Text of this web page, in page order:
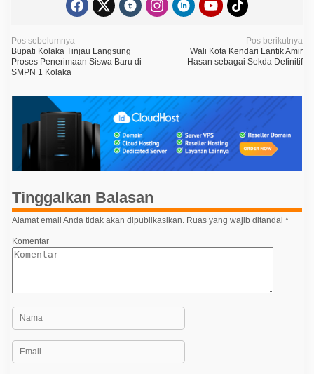
N
a
v
i
i
p
o
s
Pos sebelumnya
Bupati Kolaka Tinjau Langsung
Proses Penerimaan Siswa Baru di
SMPN 1 Kolaka
Pos berikutnya
Wali Kota Kendari Lantik Amir
Hasan sebagai Sekda Definitif
Tinggalkan Balasan
Alamat email Anda tidak akan dipublikasikan. Ruas yang wajib ditandai *
Komentar